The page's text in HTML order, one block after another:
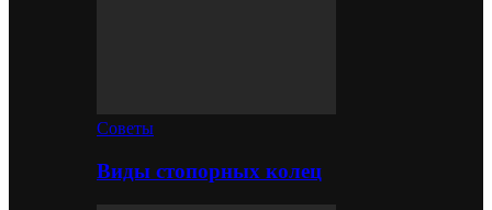
Советы
Виды стопорных колец